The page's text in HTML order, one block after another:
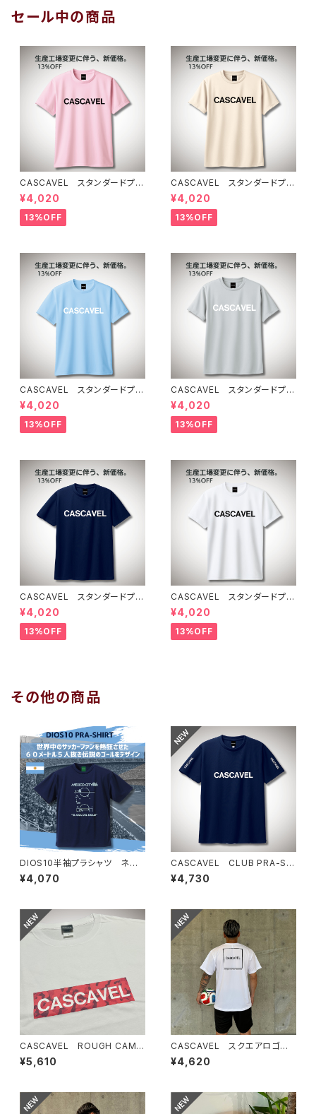
セール中の商品
CASCAVEL スタンダードプラ
クティスシャツ ライトピンクブ
ラック
¥4,020
13%OFF
CASCAVEL スタンダードプラ
クティスシャツ ライトベージュ
¥4,020
13%OFF
CASCAVEL スタンダードプラ
クティスシャツ ライトブルー
¥4,020
13%OFF
CASCAVEL スタンダードプラ
クティスシャツ シルバーグレー
¥4,020
13%OFF
CASCAVEL スタンダードプラ
クティスシャツ ネイビー
¥4,020
13%OFF
CASCAVEL スタンダードプラ
クティスシャツ ホワイト
¥4,020
13%OFF
その他の商品
DIOS10半袖プラシャツ ネイ
ビー×アルゼンチンブルー
¥4,070
CASCAVEL CLUB PRA-SHI
RT ネイビー
¥4,730
CASCAVEL ROUGH CAMO
BOX TEE ホワイトカモ3
¥5,610
CASCAVEL スクエアロゴプラ
クティスシャツ ホワイト
¥4,620